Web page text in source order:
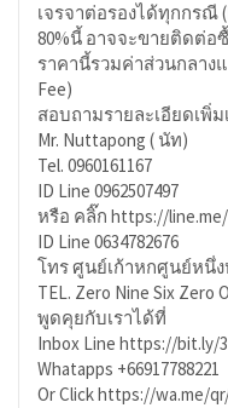
เจรจาต่อรองได้ทุกกรณี
80%นี้ อาจจะขายติดต่อ
ราคานี้รวมค่าส่วนกลางแ
Fee)
สอบถามรายละเอียดเพิ่
Mr. Nuttapong ( นัท)
Tel. 0960161167
ID Line 0962507497
หรือ คลิ๊ก https://
ID Line 0634782676
โทร ศูนย์เก้าหกศูนย์หนึ่
TEL. Zero Nine Six Zero
พูดคุยกับเราได้ที่
Inbox Line https://bit.ly/
Whatapps +66917788221
Or Click https://wa.me/